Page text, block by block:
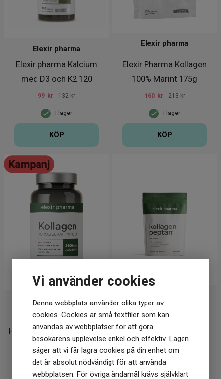
Vi använder cookies
Denna webbplats använder olika typer av
cookies. Cookies är små textfiler som kan
användas av webbplatser för att göra
besökarens upplevelse enkel och effektiv. Lagen
säger att vi får lagra cookies på din enhet om
det är absolut nödvändigt för att använda
webbplatsen. För övriga ändamål krävs självklart
Elexir pharma Kalcium
med D3 och K2 120
tabletter
Elexir pharma
I lager
99 kr 132 kr
KÖP
Elexir Pharma Kollagen
100% Marint 175g
Elexir pharma
I lager
160 kr 213 kr
KÖP
Elexir Pharma Kollagen
Hydrolyserat 120 tabletter
Elexir pharma
I lager
191 kr 255 kr
Elexir pharma Kollagen
Peptan 500g
I lager
236 kr